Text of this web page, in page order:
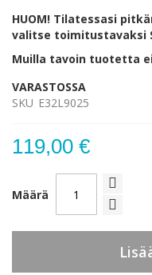
HUOM! Tilatessasi
valitse toimitustavaksi
Muilla tavoin tuotetta
VARASTOSSA
SKU E32L9025
119,00 €
Määrä